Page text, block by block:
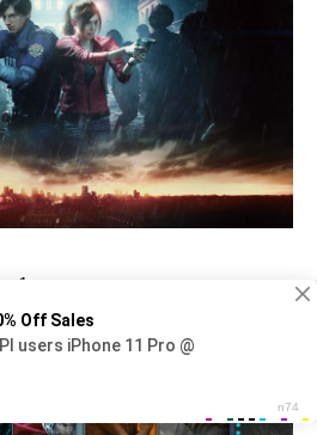
1 первая версия